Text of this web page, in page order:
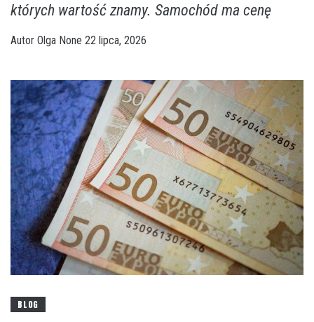
których wartość znamy. Samochód ma cenę
Autor Olga None 22 lipca, 2026
BLOG